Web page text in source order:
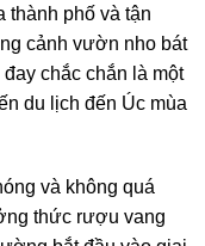
thành phố và tận
cảnh vườn nho bát
chắc chắn là một
du lịch đến Úc mùa
và không quá
thức rượu vang